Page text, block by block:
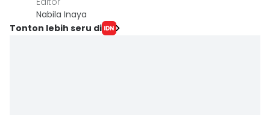
Nabila Inaya
Tonton lebih seru di